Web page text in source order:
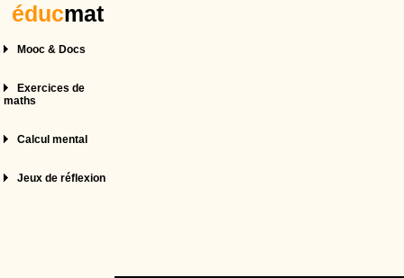
éducmat
Mooc & Docs
Exercices de
maths
Calcul mental
Jeux de réflexion